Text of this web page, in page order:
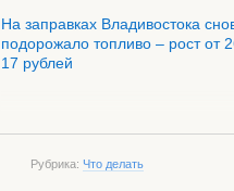
На заправках Владивостока
подорожало топливо – рост от
17 рублей
Рубрика: Что делать